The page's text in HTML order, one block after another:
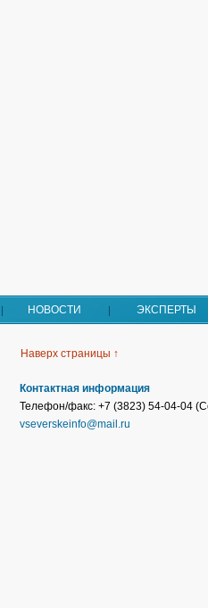
НОВОСТИ ЭКСПЕРТЫ
Наверх страницы ↑
Контактная информация
Телефон/факс: +7 (3823) 54-04-04
vseverskeinfo@mail.ru